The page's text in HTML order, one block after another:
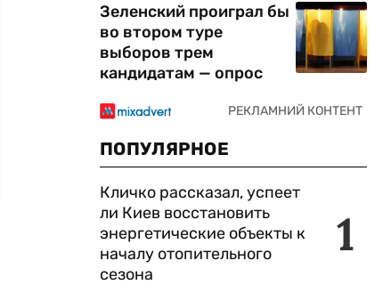
Зеленский проиграл бы
во втором туре
выборов трем
кандидатам — опрос
ПОПУЛЯРНОЕ
1
Кличко рассказал, успеет
ли Киев восстановить
энергетические объекты к
началу отопительного
сезона